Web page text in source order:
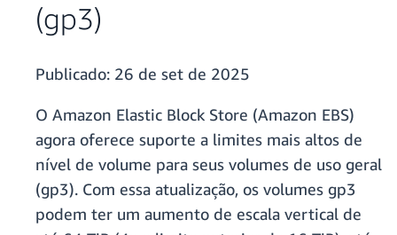
(gp3)
Publicado: 26 de set de 2025
O Amazon Elastic Block Store (Amazon EBS)
agora oferece suporte a limites mais altos de
nível de volume para seus volumes de uso geral
(gp3). Com essa atualização, os volumes gp3
podem ter um aumento de escala vertical de